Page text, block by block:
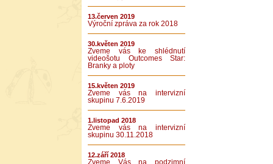
13.červen 2019
Výroční zpráva za rok 2018
30.květen 2019
Zveme vás ke shlédnutí
videošotu Outcomes Star:
Branky a ploty
15.květen 2019
Zveme vás na intervizní
skupinu 7.6.2019
1.listopad 2018
Zveme vás na intervizní
skupinu 30.11.2018
12.září 2018
Zveme Vás na podzimní